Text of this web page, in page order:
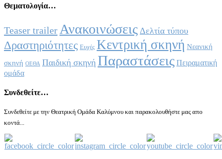
Θεματολογία…
Teaser trailer Ανακοινώσεις Δελτία τύπου
Δραστηριότητες Ευχές Κεντρική σκηνή Νεανική
σκηνή ΟΕΘΑ Παιδική σκηνή Παραστάσεις Πειραματική
ομάδα
Συνδεθείτε…
Συνδεθείτε με την Θεατρική Ομάδα Καλύμνου και παρακολουθήστε μας απο
κοντά...